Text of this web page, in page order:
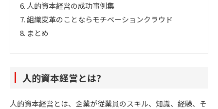
6. 人的資本経営の成功事例集
7.組織変革のことならモチベーションクラウド
8. まとめ
人的資本経営とは？
人的資本経営とは、企業が従業員のスキル、知識、経験、そ